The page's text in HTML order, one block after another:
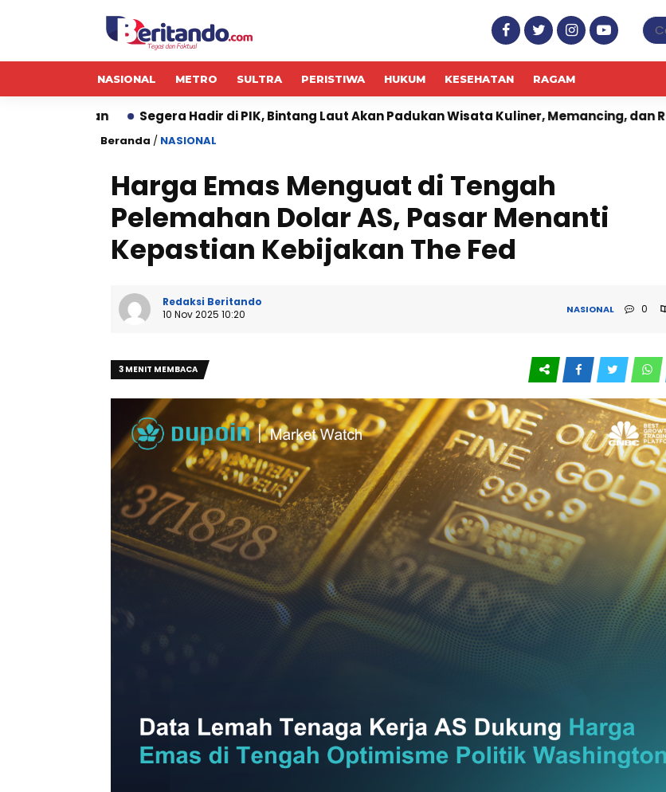
NASIONAL METRO SULTRA PERISTIWA HUKUM KESEHATAN RAGAM
Segera Hadir di PIK, Bintang Laut Akan Padukan Wisata Kuliner, Memancing, dan Ruang Komunitas
Beranda / NASIONAL
Harga Emas Menguat di Tengah
Pelemahan Dolar AS, Pasar Menanti
Kepastian Kebijakan The Fed
Redaksi Beritando
10 Nov 2025 10:20
NASIONAL 0
3 MENIT MEMBACA